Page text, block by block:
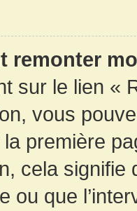
remonter
sur le lien «
vous
première
cela signifie
ou que